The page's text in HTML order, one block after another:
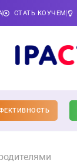
СТАТЬ КОУЧЕМ